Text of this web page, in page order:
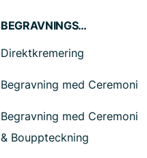
BEGRAVNINGSTJÄNSTER
Direktkremering
Begravning med Ceremoni
Begravning med Ceremoni
& Bouppteckning